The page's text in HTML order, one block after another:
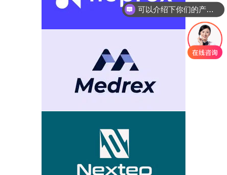
你们是怎么收费的呢